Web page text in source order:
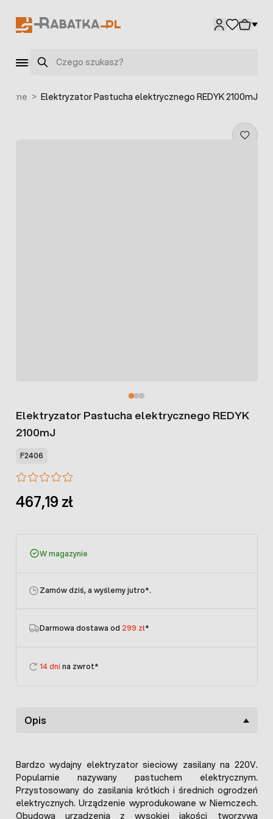
Szukaj
> Elektryzator Pastucha elektrycznego REDYK 2100mJ
Elektryzator Pastucha elektrycznego REDYK
2100mJ
F2406
467,19 zł
W magazynie
Zamów dziś, a wyślemy jutro*.
Darmowa dostawa od 299 zł*
14 dni na zwrot*
Opis
Bardzo wydajny elektryzator sieciowy zasilany na 220V.
Popularnie nazywany pastuchem elektrycznym.
Przystosowany do zasilania krótkich i średnich ogrodzeń
elektrycznych. Urządzenie wyprodukowane w Niemczech.
Obudowa urządzenia z wysokiej jakości tworzywa